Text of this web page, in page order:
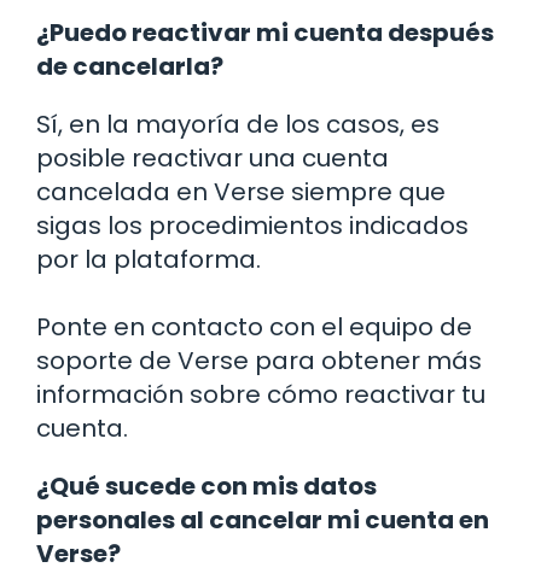
¿Puedo reactivar mi cuenta después
de cancelarla?
Sí, en la mayoría de los casos, es
posible reactivar una cuenta
cancelada en Verse siempre que
sigas los procedimientos indicados
por la plataforma.
Ponte en contacto con el equipo de
soporte de Verse para obtener más
información sobre cómo reactivar tu
cuenta.
¿Qué sucede con mis datos
personales al cancelar mi cuenta en
Verse?